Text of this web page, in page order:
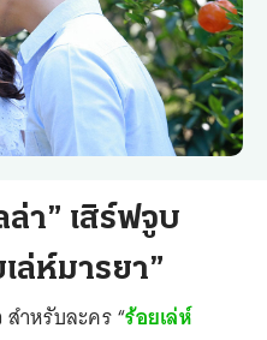
ล่า” เสิร์ฟจูบ
ล่ห์มารยา”
ำหรับละคร “ร้อยเล่ห์